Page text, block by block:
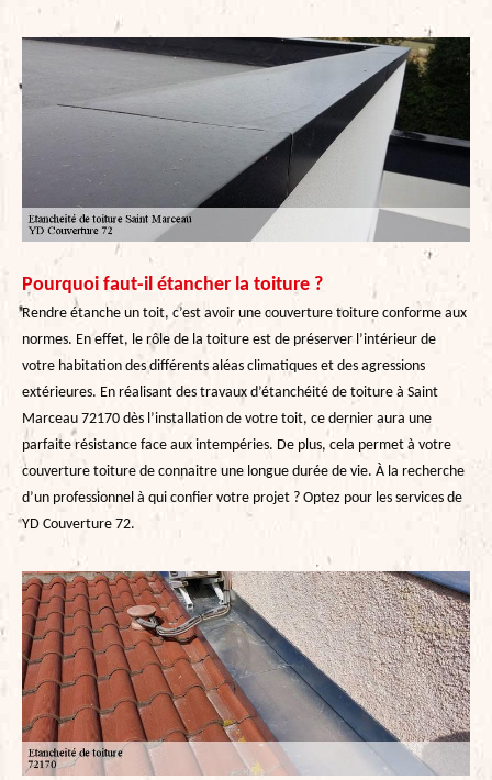
Pourquoi faut-il étancher la toiture ?
Rendre étanche un toit, c’est avoir une couverture toiture conforme aux
normes. En effet, le rôle de la toiture est de préserver l’intérieur de
votre habitation des différents aléas climatiques et des agressions
extérieures. En réalisant des travaux d’étanchéité de toiture à Saint
Marceau 72170 dès l’installation de votre toit, ce dernier aura une
parfaite résistance face aux intempéries. De plus, cela permet à votre
couverture toiture de connaitre une longue durée de vie. À la recherche
d’un professionnel à qui confier votre projet ? Optez pour les services de
YD Couverture 72.